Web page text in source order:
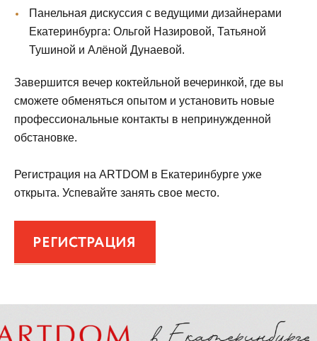
Панельная дискуссия с ведущими дизайнерами
Екатеринбурга: Ольгой Назировой, Татьяной
Тушиной и Алёной Дунаевой.
Завершится вечер коктейльной вечеринкой, где вы
сможете обменяться опытом и установить новые
профессиональные контакты в непринужденной
обстановке.
Регистрация на ARTDOM в Екатеринбурге уже
открыта. Успевайте занять свое место.